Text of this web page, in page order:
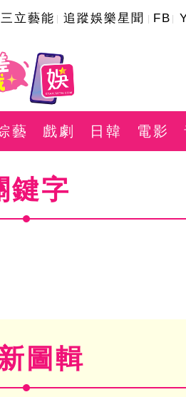
三立藝能 追蹤娛樂星聞 FB
藝 戲劇 日韓 電影
鍵字
圖輯